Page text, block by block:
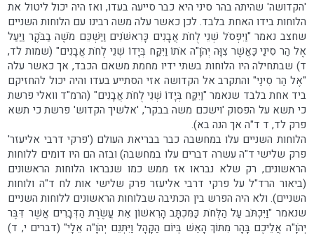
'הקדושה' שהיתה בהר סיני היא כבר סייעה בעדו, ואז היה יכול ליטול את
הלוחות בידו האחת בלבד. לכן כאשר עלה משה רבינו עם הלוחות השניים
שחצב נאמר "וַיִּפְסֹל שְׁנֵי לֻחֹת אֲבָנִים כָּרִאשֹׁנִים וַיַּשְׁכֵּם מֹשֶׁה בַבֹּקֶר וַיַּעַל
אֶל הַר סִינַי כַּאֲשֶׁר צִוָּה יְהֹוָ"ה אֹתוֹ וַיִּקַּח בְּיָדוֹ שְׁנֵי לֻחֹת אֲבָנִים" (שמות לד,
ד) שבתחילה היו הלוחות בשתי ידיו מחמת משאם הכבד, אך כאשר עלה
"אֶל הַר סִינַי" והתקרב אל הקדושה אזי הסתייע בעדו והיה יכול להחזיקם
ביד אחת בלבד שנאמר "וַיִּקַּח בְּיָדוֹ שְׁנֵי לֻחֹת אֲבָנִים" (הרמ"ד וואלי פרשת
כי תשא על הפסוק 'וישכם משה בבקר', 'אלשיך הקדוש' פרשת כי תשא
פרק לד, ד ד"ה אך הנה בא).
הלוחות השניים עלו במחשבה כבר בבריאת העולם ('פרקי דרבי אליעזר'
פרק שלישי ד"ה עשרה דברים עלו במחשבה) ובזה הם היו דומים ללוחות
הראשונים, רק שלא נבראו אז ממש כמו שנבראו הלוחות הראשונים
(ביאור הרד"ל על פרקי דרבי אליעזר פרק שלישי אות לח ד"ה ולוחות
השניים). ולא היה הפרש בין הכתיבה שבלוחות הראשונים ללוחות השניים
שנאמר "וַיִּכְתֹּב עַל הַלֻּחֹת כַּמִּכְתָּב הָרִאשׁוֹן אֵת עֲשֶׂרֶת הַדְּבָרִים אֲשֶׁר דִּבֶּר
יְהֹוָ"ה אֲלֵיכֶם בָּהָר מִתּוֹךְ הָאֵשׁ בְּיוֹם הַקָּהָל וַיִּתְּנֵם יְהֹוָ"ה אֵלָי" (דברים י, ד)